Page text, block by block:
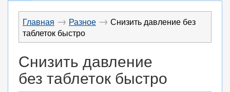
Главная → Разное → Снизить давление без
таблеток быстро
Снизить давление
без таблеток быстро